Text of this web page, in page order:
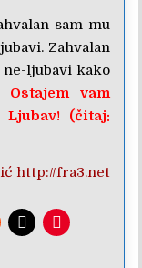
sam mu
Zahvalan
ljubavi kako
Ostajem vam
(čitaj:
http://fra3.net